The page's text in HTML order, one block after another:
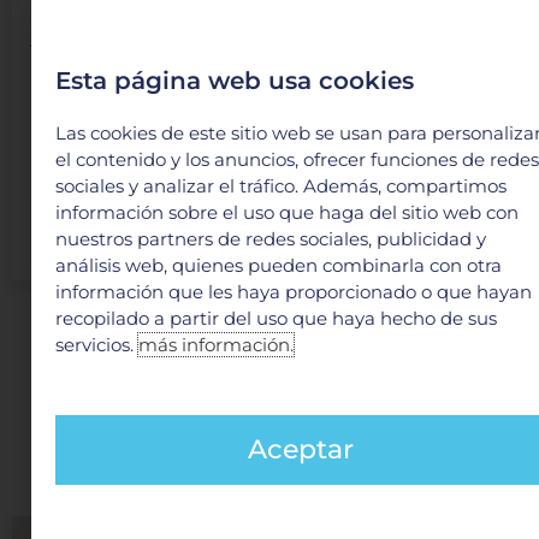
Lunes -
Viernes
12:00
pm -
3:00 pm
VER
MÁS
Cardiología
cardiaca y
trasplante
Consultorio:
Horario:
Lunes -
Viernes
8:00 am
- 8:00
pm
Reconstructiva
Horario:
Lunes -
Sábado
10:00
am -
2:00 pm
y 6:00
VER
MÁS
VER
MÁS
Esta página web usa cookies
Las cookies de este sitio web se usan para
el contenido y los anuncios, ofrecer funciones de redes
sociales y analizar el tráfico. Además, compartimos
información sobre el uso que haga del sitio web con
nuestros partners de redes sociales, publicidad y
análisis web, quienes pueden combinarla con otra
información que les haya proporcionado o que hayan
recopilado a partir del uso que haya hecho de sus
servicios.más información.
Aceptar